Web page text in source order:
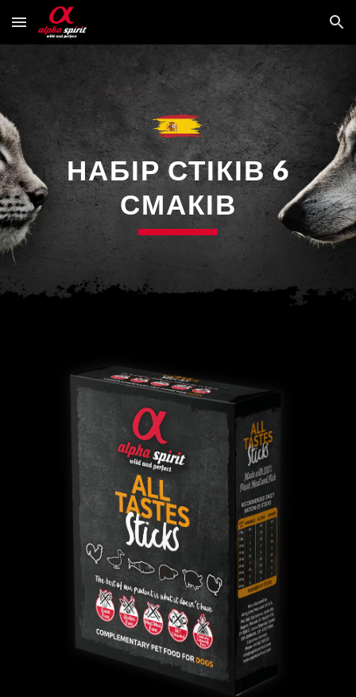
Skip to main content Skip to navigation
НАБІР СТІКІВ 6
СМАКІВ